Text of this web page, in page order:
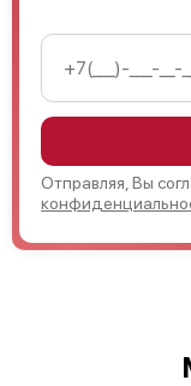
Отправляя, Вы